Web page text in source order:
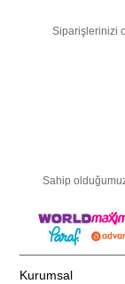
Siparişlerinizi
Sahip
Kurumsal